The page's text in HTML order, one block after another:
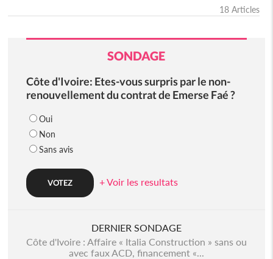
18 Articles
SONDAGE
Côte d'Ivoire: Etes-vous surpris par le non-
renouvellement du contrat de Emerse Faé ?
Oui
Non
Sans avis
+ Voir les resultats
DERNIER SONDAGE
Côte d'Ivoire : Affaire « Italia Construction » sans ou
avec faux ACD, financement «...